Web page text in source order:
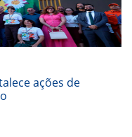
ações de